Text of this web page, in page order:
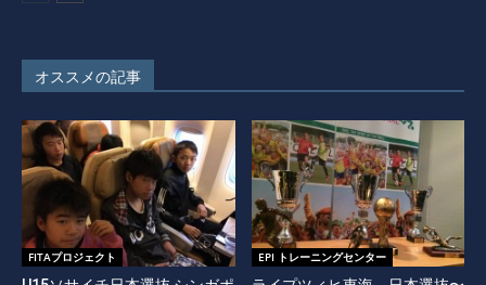
オススメの記事
FITAプロジェクト EPI トレーニングセンター